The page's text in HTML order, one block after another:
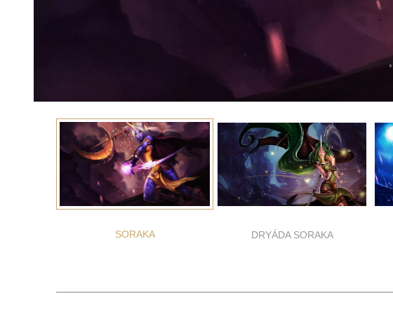
SORAKA DRYÁDA SORAKA